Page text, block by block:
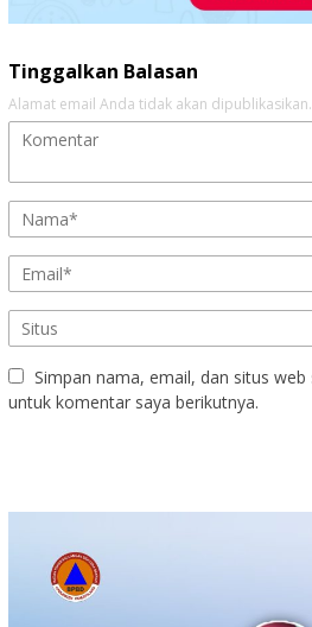
Tinggalkan Balasan
Alamat email Anda tidak akan dipublikasikan.
Simpan nama, email, dan situs
untuk komentar saya berikutnya.